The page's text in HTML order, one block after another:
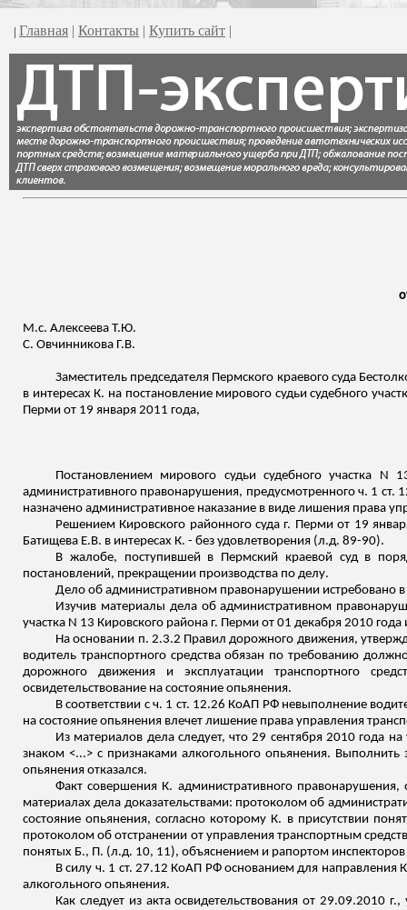
| Главная | Контакты | Купить сайт |
М.с. Алексеева Т.Ю.
С. Овчинникова Г.В.
Заместитель председателя Пермского краевого суда
в интересах К. на постановление мирового судьи судебного
Перми от 19 января 2011 года,
Постановлением мирового судьи судебного участка
административного правонарушения, предусмотренного ч. 1
назначено административное наказание в виде лишения права
Решением Кировского районного суда г. Перми от 19
Батищева Е.В. в интересах К. - без удовлетворения (л.д. 89-90).
В жалобе, поступившей в Пермский краевой суд в
постановлений, прекращении производства по делу.
Дело об административном правонарушении истребовано
Изучив материалы дела об административном
участка N 13 Кировского района г. Перми от 01 декабря 2010
На основании п. 2.3.2 Правил дорожного движения,
водитель транспортного средства обязан по требованию
дорожного движения и эксплуатации транспортного
освидетельствование на состояние опьянения.
В соответствии с ч. 1 ст. 12.26 КоАП РФ невыполнение
на состояние опьянения влечет лишение права управления
Из материалов дела следует, что 29 сентября 2010 года
знаком <...> с признаками алкогольного опьянения.
опьянения отказался.
Факт совершения К. административного
материалах дела доказательствами: протоколом об
состояние опьянения, согласно которому К. в присутствии
протоколом об отстранении от управления транспортным
понятых Б., П. (л.д. 10, 11), объяснением и рапортом
В силу ч. 1 ст. 27.12 КоАП РФ основанием для направления
алкогольного опьянения.
Как следует из акта освидетельствования от 29.09.2010